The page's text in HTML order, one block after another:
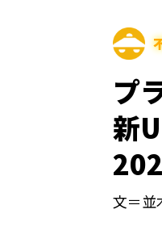
プ
新
文＝並